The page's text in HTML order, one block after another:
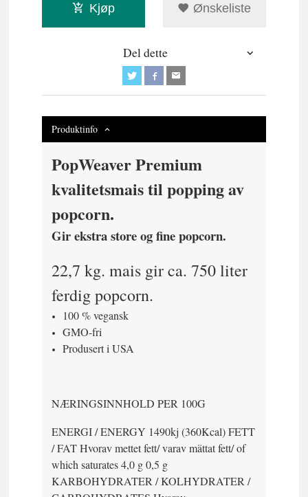
Kjøp Ønskeliste
Del dette
Produktinfo
PopWeaver Premium
kvalitetsmais til popping av
popcorn.
Gir ekstra store og fine popcorn.
22,7 kg. mais gir ca. 750 liter
ferdig popcorn.
100 % vegansk
GMO-fri
Produsert i USA
NÆRINGSINNHOLD PER 100G
ENERGI / ENERGY 1490kj (360Kcal) FETT
/ FAT Hvorav mettet fett/ varav mättat fett/ of
which saturates 4,0 g 0,5 g
KARBOHYDRATER / KOLHYDRATER /